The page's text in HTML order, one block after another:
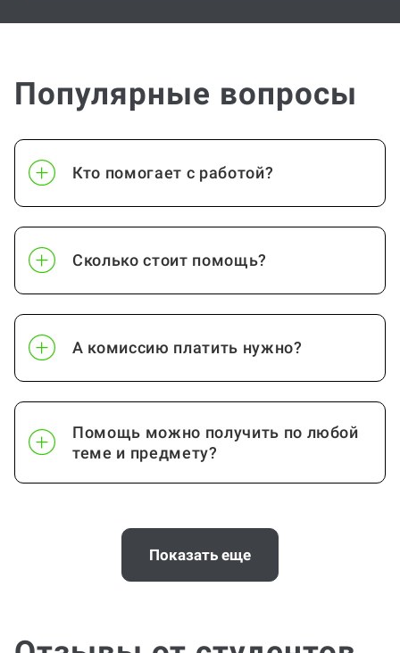
Популярные вопросы
Кто помогает с работой?
Сколько стоит помощь?
А комиссию платить нужно?
Помощь можно получить по любой
теме и предмету?
Почему выгодно заказать
консультацию по проектной работе
на Work5?
Показать еще